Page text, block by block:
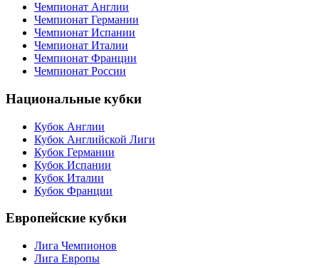
Чемпионат Англии
Чемпионат Германии
Чемпионат Испании
Чемпионат Италии
Чемпионат Франции
Чемпионат России
Национальные кубки
Кубок Англии
Кубок Английской Лиги
Кубок Германии
Кубок Испании
Кубок Италии
Кубок Франции
Европейские кубки
Лига Чемпионов
Лига Европы